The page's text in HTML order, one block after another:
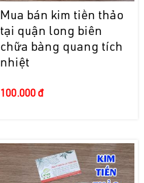
Mua bán kim tiền thảo
tại quận long biên
chữa bàng quang tích
nhiệt
100.000 đ